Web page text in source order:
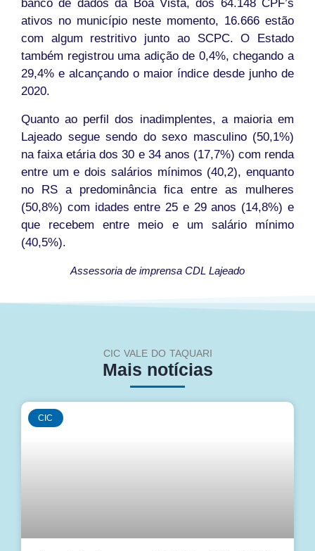
banco de dados da Boa Vista, dos 64.148 CPF’s
ativos no município neste momento, 16.666 estão
com algum restritivo junto ao SCPC. O Estado
também registrou uma adição de 0,4%, chegando a
29,4% e alcançando o maior índice desde junho de
2020.
Quanto ao perfil dos inadimplentes, a maioria em
Lajeado segue sendo do sexo masculino (50,1%)
na faixa etária dos 30 e 34 anos (17,7%) com renda
entre um e dois salários mínimos (40,2), enquanto
no RS a predominância fica entre as mulheres
(50,8%) com idades entre 25 e 29 anos (14,8%) e
que recebem entre meio e um salário mínimo
(40,5%).
Assessoria de imprensa CDL Lajeado
CIC VALE DO TAQUARI
Mais notícias
CIC